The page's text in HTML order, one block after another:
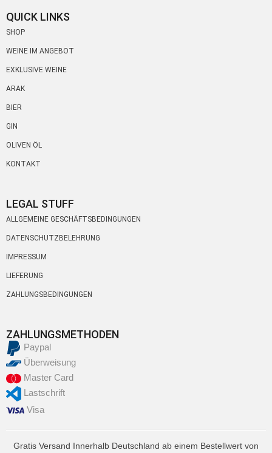
QUICK LINKS
SHOP
WEINE IM ANGEBOT
EXKLUSIVE WEINE
ARAK
BIER
GIN
OLIVEN ÖL
KONTAKT
LEGAL STUFF
ALLGEMEINE GESCHÄFTSBEDINGUNGEN
DATENSCHUTZBELEHRUNG
IMPRESSUM
LIEFERUNG
ZAHLUNGSBEDINGUNGEN
ZAHLUNGSMETHODEN
Paypal
Überweisung
Master Card
Lastschrift
Visa
Gratis Versand Innerhalb Deutschland ab einem Bestellwert von